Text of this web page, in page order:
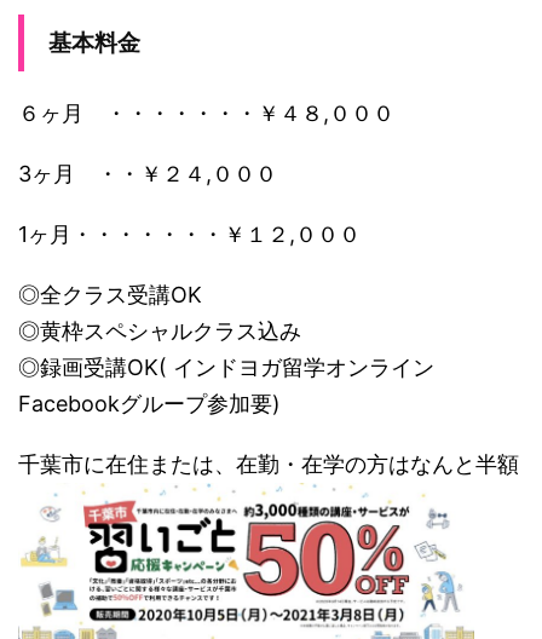
基本料金
６ヶ月 ・・・・・・・￥４８,０００
3ヶ月 ・・￥２４,０００
1ヶ月・・・・・・・￥１２,０００
◎全クラス受講OK
◎黄枠スペシャルクラス込み
◎録画受講OK( インドヨガ留学オンライン
Facebookグループ参加要)
千葉市に在住または、在勤・在学の方はなんと半額